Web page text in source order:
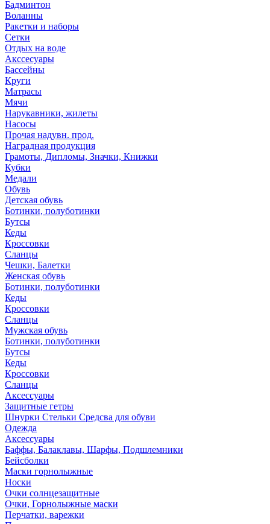
Бадминтон
Воланны
Ракетки и наборы
Сетки
Отдых на воде
Акссесуары
Бассейны
Круги
Матрасы
Мячи
Нарукавники, жилеты
Насосы
Прочая надувн. прод.
Наградная продукция
Грамоты, Дипломы, Значки, Книжки
Кубки
Медали
Обувь
Детская обувь
Ботинки, полуботинки
Бутсы
Кеды
Кроссовки
Сланцы
Чешки, Балетки
Женская обувь
Ботинки, полуботинки
Кеды
Кроссовки
Сланцы
Мужская обувь
Ботинки, полуботинки
Бутсы
Кеды
Кроссовки
Сланцы
Аксессуары
Защитные гетры
Шнурки Стельки Средсва для обуви
Одежда
Аксессуары
Баффы, Балаклавы, Шарфы, Подшлемники
Бейсболки
Маски горнолыжные
Носки
Очки солнцезащитные
Очки, Горнолыжные маски
Перчатки, варежки